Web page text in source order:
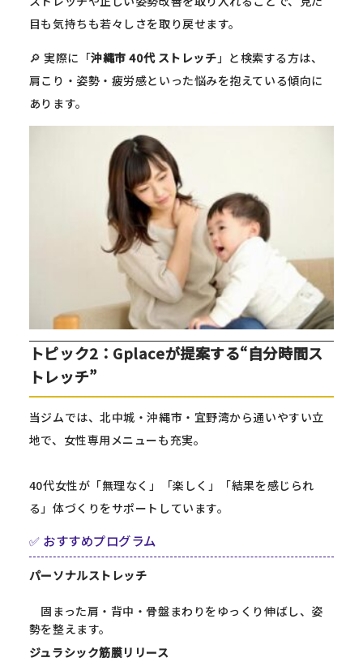
目も気持ちも若々しさを取り戻せます。
🔎 実際に「沖縄市 40代 ストレッチ」と検索する方は、
肩こり・姿勢・疲労感といった悩みを抱えている傾向に
あります。
トピック2：Gplaceが提案する“自分時間ス
トレッチ”
当ジムでは、北中城・沖縄市・宜野湾から通いやすい立
地で、女性専用メニューも充実。
40代女性が「無理なく」「楽しく」「結果を感じられ
る」体づくりをサポートしています。
✅ おすすめプログラム
パーソナルストレッチ
固まった肩・背中・骨盤まわりをゆっくり伸ばし、姿
勢を整えます。
ジュラシック筋膜リリース